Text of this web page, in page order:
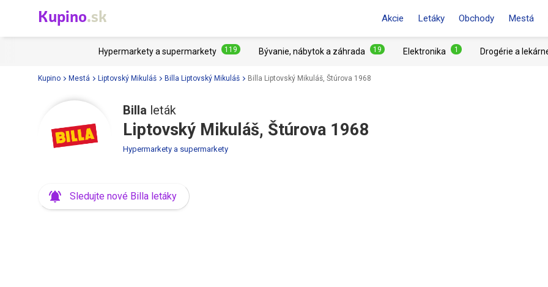
Kupino.sk Akcie Letáky Obchody Mestá
Hypermarkety a supermarkety 119 Bývanie, nábytok a záhrada 19 Elektronika 1 Drogérie a
Kupino Mestá Liptovský Mikuláš Billa Liptovský Mikuláš Billa Liptovský Mikuláš, Štúrova 1968
Billa leták
Liptovský Mikuláš, Štúrova 1968
Hypermarkety a supermarkety
Sledujte nové Billa letáky